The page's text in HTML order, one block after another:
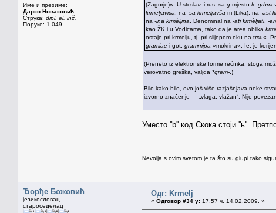
Име и презиме:
Дарко Новаковић
Струка: dipl. el. inž.
Поруке: 1.049
(Zagorje)«. U stcslav. i rus. sa g mjesto k:
krmeljavica , na -sa krmeljavša m (Lika), na -ast
na -ina krmèljina . Denominal na -ati krmèljati, -
kao ŽK i u Vodicama, tako da je area oblika
ostaje pri krmelju, tj. pri slijepom oku na trsu«.
gramiae i got. grammipa »mokrina«. Ie. je korijen
(Preneto iz elektronske forme rečnika, stoga
verovatno greška, valjda *grem- .)
Bilo kako bilo, ovo još više razjašnjava neke
izvorno značenje — „vlaga, vlažan“. Nije
Уместо ''b'' код Скока стоји ''ь''.
Nevolja s ovim svetom je ta što su glupi tako
Ђорђе Божовић
језикословац
староседелац
Одг: Krmelj
« Одговор #34 у: 17.57 ч. 14.02.2009. »